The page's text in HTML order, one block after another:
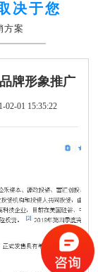
决于您
方案
牌形象推广
02-01 15:35:22